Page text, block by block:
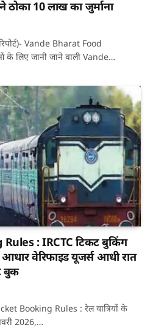
10 लाख का जुर्माना
Vande Bharat Food
के लिए जानी जाने वाली Vande…
: IRCTC टिकट बुकिंग
वेरिफाइड यूजर्स आधी रात
बुक
Booking Rules : रेल यात्रियों के
2026,…